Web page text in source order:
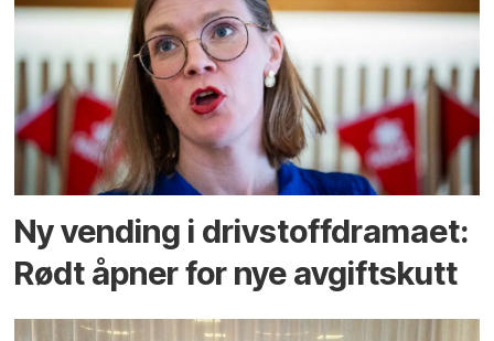
Ny vending i drivstoffdramaet:
Rødt åpner for nye avgiftskutt